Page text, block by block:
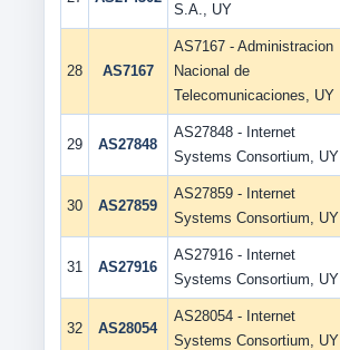
S.A., UY
28 AS7167
AS7167 - Administracion
Nacional de
Telecomunicaciones, UY
29 AS27848
AS27848 - Internet
Systems Consortium, UY
30 AS27859
AS27859 - Internet
Systems Consortium, UY
31 AS27916
AS27916 - Internet
Systems Consortium, UY
32 AS28054
AS28054 - Internet
Systems Consortium, UY